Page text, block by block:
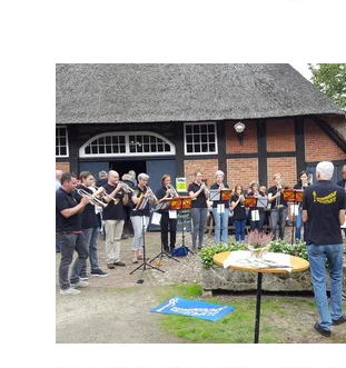
Blockland